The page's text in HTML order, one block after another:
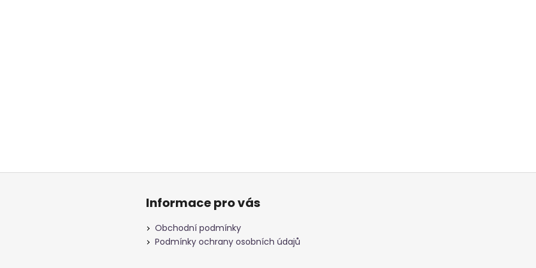
Informace pro vás
Obchodní podmínky
Podmínky ochrany osobních údajů